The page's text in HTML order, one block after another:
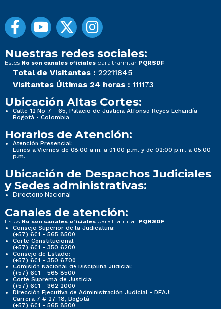
Nuestras redes sociales:
Estos No son canales oficiales para tramitar PQRSDF
Total de Visitantes : 22211845
Visitantes Últimas 24 horas : 111173
Ubicación Altas Cortes:
Calle 12 No 7 - 65, Palacio de Justicia Alfonso Reyes Echandía
Bogotá - Colombia
Horarios de Atención:
Atención Presencial:
Lunes a Viernes de 08:00 a.m. a 01:00 p.m. y de 02:00 p.m. a 05:00
p.m.
Ubicación de Despachos Judiciales
y Sedes administrativas:
Directorio Nacional
Canales de atención:
Estos No son canales oficiales para tramitar PQRSDF
Consejo Superior de la Judicatura:
(+57) 601 - 565 8500
Corte Constitucional:
(+57) 601 - 350 6200
Consejo de Estado:
(+57) 601 - 350 6700
Comisión Nacional de Disciplina Judicial:
(+57) 601 - 565 8500
Corte Suprema de Justicia:
(+57) 601 - 362 2000
Dirección Ejecutiva de Administración Judicial - DEAJ:
Carrera 7 # 27-18, Bogotá
(+57) 601 - 565 8500